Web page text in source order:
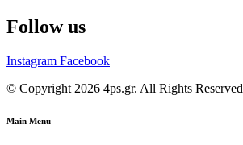
Follow us
Instagram Facebook
© Copyright 2026 4ps.gr. All Rights Reserved
Main Menu